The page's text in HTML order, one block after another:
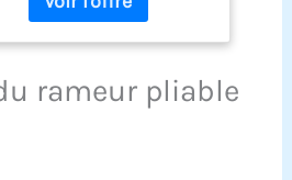
sans bruit, sans
conception à double rail
rameur pliable